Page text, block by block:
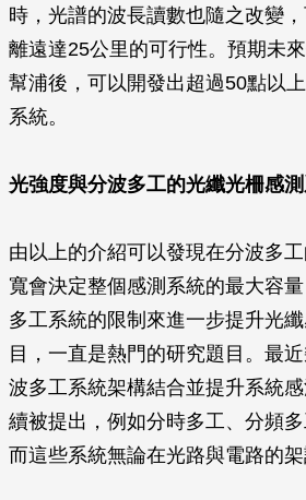
時，光譜的波長讀數也隨之改變
離遠達25公里的可行性。預期未
幫浦後，可以開發出超過50點以
系統。
光強度與分波多工的光纖光柵感
由以上的介紹可以發現在分波多
寬會決定整個感測系統的最大容
多工系統的限制來進一步提升光
目，一直是熱門的研究題目。最
波多工系統架構結合並提升系統
續被提出，例如分時多工、分頻
而這些系統無論在光路與電路的架